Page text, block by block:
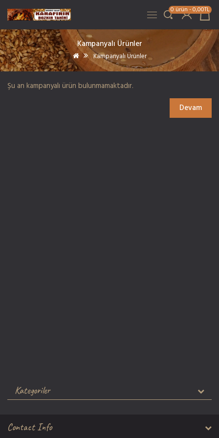
0 ürün - 0,00TL
Kampanyalı Ürünler
Kampanyalı Ürünler
Şu an kampanyalı ürün bulunmamaktadır.
Devam
Kategoriler
Contact Info